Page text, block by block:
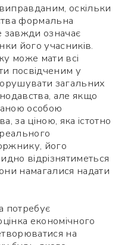
оскільки
формальна
завжди означає
його учасників.
може мати всі
посвідченим у
загальних
але якщо
особою
за ціною, яка істотно
його
відрізнятиметься
намагалися надати
потребує
економічного
на
ваш
QR-
зможете